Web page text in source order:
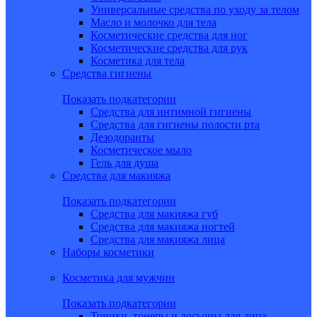
Универсальные средства по уходу за телом
Масло и молочко для тела
Косметические средства для ног
Косметические средства для рук
Косметика для тела
Средства гигиены
Показать подкатегории
Средства для интимной гигиены
Средства для гигиены полости рта
Дезодоранты
Косметическое мыло
Гель для душа
Средства для макияжа
Показать подкатегории
Средства для макияжа губ
Средства для макияжа ногтей
Средства для макияжа лица
Наборы косметики
Косметика для мужчин
Показать подкатегории